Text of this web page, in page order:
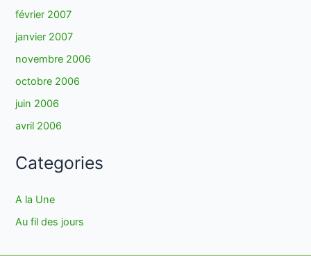
février 2007
janvier 2007
novembre 2006
octobre 2006
juin 2006
avril 2006
Categories
A la Une
Au fil des jours